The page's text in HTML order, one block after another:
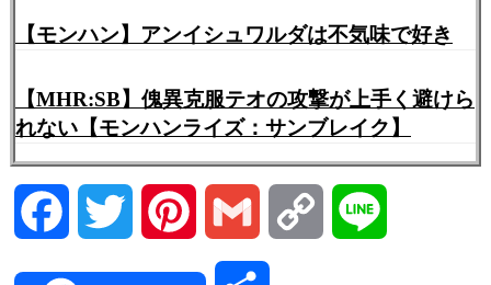
【モンハン】アンイシュワルダは不気味で好き
【MHR:SB】傀異克服テオの攻撃が上手く避けら
れない【モンハンライズ：サンブレイク】
Facebook Twitter Pinterest Gmail Copy